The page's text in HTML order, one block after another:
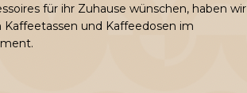
für ihr Zuhause wünschen, haben wir
Kaffeetassen und Kaffeedosen im